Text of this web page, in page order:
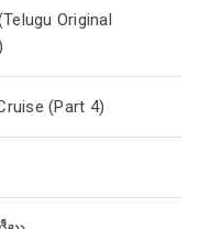
Original
(Part 4)